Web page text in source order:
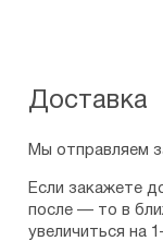
Доставка
Мы отправляем
Если закажете
после — то в
увеличиться на